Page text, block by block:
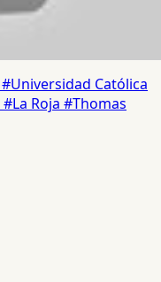
#Universidad Católica
#La Roja #Thomas